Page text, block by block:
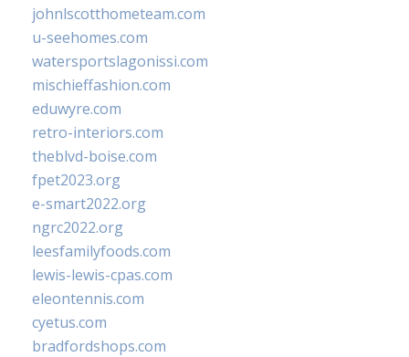
johnlscotthometeam.com
u-seehomes.com
watersportslagonissi.com
mischieffashion.com
eduwyre.com
retro-interiors.com
theblvd-boise.com
fpet2023.org
e-smart2022.org
ngrc2022.org
leesfamilyfoods.com
lewis-lewis-cpas.com
eleontennis.com
cyetus.com
bradfordshops.com